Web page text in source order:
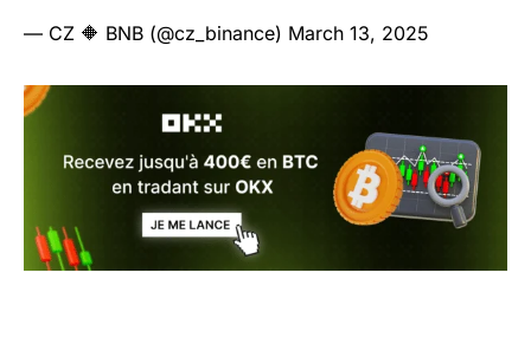
— CZ 🔶 BNB (@cz_binance) March 13, 2025